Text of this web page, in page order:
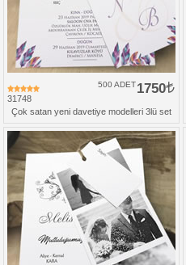
31748
1750
500 ADET
Çok satan yeni davetiye modelleri 3lü set